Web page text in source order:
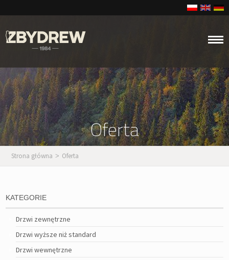
Oferta
Strona główna > Oferta
KATEGORIE
Drzwi zewnętrzne
Drzwi wyższe niż standard
Drzwi wewnętrzne